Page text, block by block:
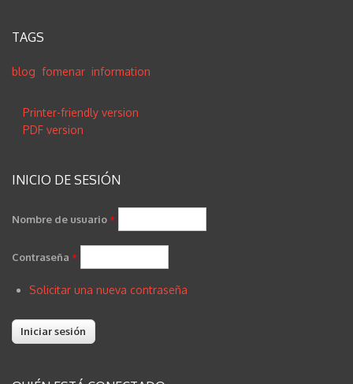
TAGS
blog fomenar information
Printer-friendly version
PDF version
INICIO DE SESIÓN
Nombre de usuario*
Contraseña *
Solicitar una nueva contraseña